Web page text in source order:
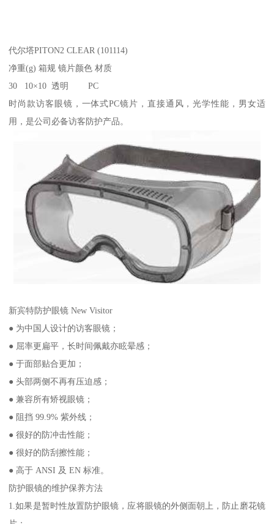
代尔塔PITON2 CLEAR (101114)
净重(g) 箱规 镜片颜色 材质
30 10×10 透明 PC
时尚款访客眼镜，一体式PC镜片，直接通风，光学性能，男女适
用，是公司必备访客防护产品。
新宾特防护眼镜 New Visitor
● 为中国人设计的访客眼镜；
● 屈率更扁平，长时间佩戴亦眩晕感；
● 于面部贴合更加；
● 头部两侧不再有压迫感；
● 兼容所有矫视眼镜；
● 阻挡 99.9% 紫外线；
● 很好的防冲击性能；
● 很好的防刮擦性能；
● 高于 ANSI 及 EN 标准。
防护眼镜的维护保养方法
1.如果是暂时性放置防护眼镜，应将眼镜的外侧面朝上，防止磨花镜